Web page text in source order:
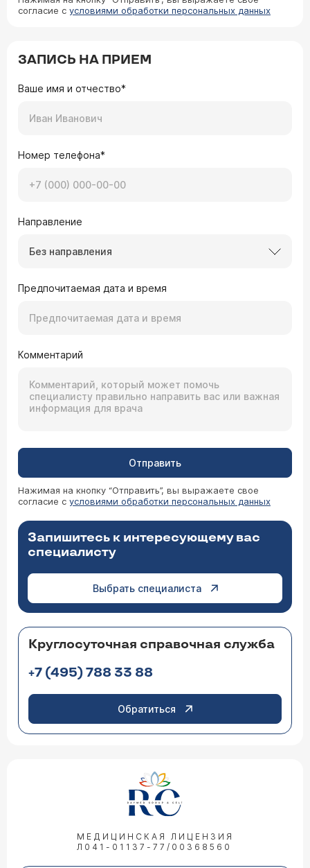
согласие с условиями обработки персональных данных
ЗАПИСЬ НА ПРИЕМ
Ваше имя и отчество*
Номер телефона*
Направление
Без направления
Предпочитаемая дата и время
Комментарий
Отправить
Нажимая на кнопку “Отправить”, вы выражаете свое
согласие с условиями обработки персональных данных
Запишитесь к интересующему вас
специалисту
Выбрать специалиста
Круглосуточная справочная служба
+7 (495) 788 33 88
Обратиться
МЕДИЦИНСКАЯ ЛИЦЕНЗИЯ
Л041-01137-77/00368560